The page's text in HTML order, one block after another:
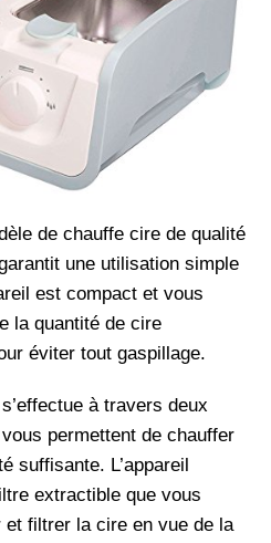
de chauffe cire de qualité
une utilisation simple
est compact et vous
la quantité de cire
éviter tout gaspillage.
à travers deux
permettent de chauffer
suffisante. L’appareil
extractible que vous
filtrer la cire en vue de la